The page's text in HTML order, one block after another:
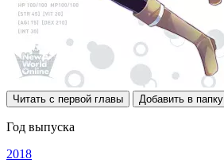
Читать с первой главы Добавить в папку
Год выпуска
2018